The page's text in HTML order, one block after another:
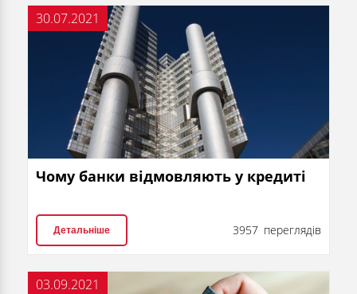
30.07.2021
Чому банки відмовляють у кредиті
Детальніше 3957 переглядів
03.09.2021